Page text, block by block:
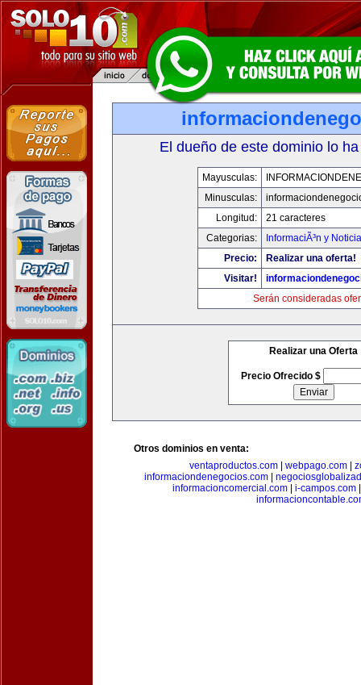
El dueño de este dominio lo
Mayusculas:
Minusculas:
Longitud:
21 caracteres
Categorias:
InformaciÃ³n y
Precio:
Realizar una oferta!
Visitar!
Serán consideradas
Realizar una Oferta
Precio Ofrecido $
Otros dominios en venta:
ventaproductos.com
webpago.com
informaciondenegocios.com|
informacioncomercial.com| i-campos.com